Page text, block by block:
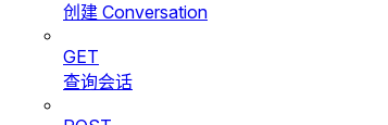
创建 Conversation
GET
查询会话